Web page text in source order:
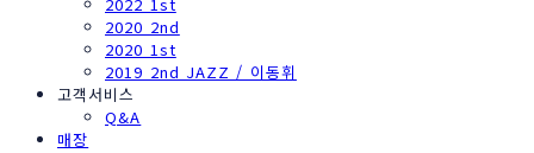
2020 2nd
2020 1st
2019 2nd JAZZ / 이동휘
고객서비스
Q&A
매장